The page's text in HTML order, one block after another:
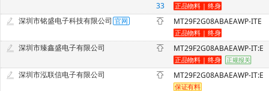
33
深圳市铭盛电子科技有限公司 MT29F2G08ABAEAWP-ITE
深圳市臻鑫盛电子有限公司 MT29F2G08ABAEAWP-IT:E
深圳市泓联信电子有限公司 MT29F2G08ABAEAWP-IT:E